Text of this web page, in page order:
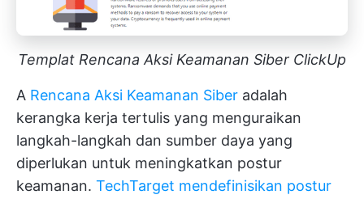
Templat Rencana Aksi Keamanan Siber ClickUp
A Rencana Aksi Keamanan Siber adalah
kerangka kerja tertulis yang menguraikan
langkah-langkah dan sumber daya yang
diperlukan untuk meningkatkan postur
keamanan. TechTarget mendefinisikan postur